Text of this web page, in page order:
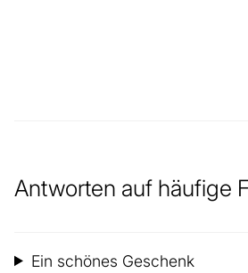
Antworten auf häufige
Ein schönes Geschenk